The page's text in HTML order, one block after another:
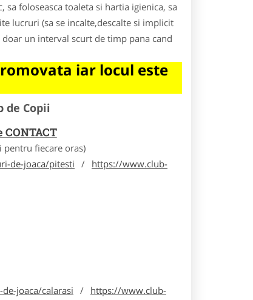
foloseasca toaleta si hartia igienica, sa
lucruri (sa se incalte,descalte si implicit
un interval scurt de timp pana cand
iar locul este
de Copii
fiecare oras)
de-joaca/pitesti / https://www.club-
joaca/calarasi / https://www.club-